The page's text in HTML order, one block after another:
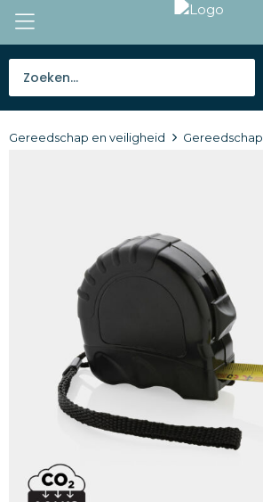
Tassen
Drinkwaren
Paraplu's
Outdoor en vrije tijd
Gereedschap en veiligheid
Snoepgoed
Home en living
Gereedschap en veiligheid Gereedschap